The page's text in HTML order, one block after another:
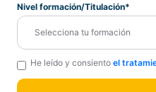
Nivel formación/Titulación*
He leído y consiento el